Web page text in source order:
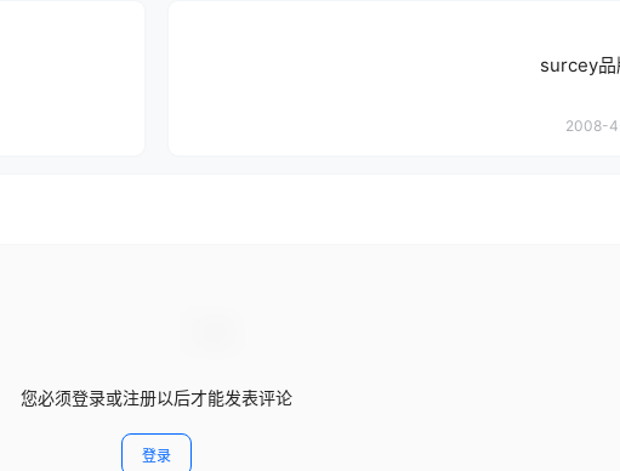
surcey品
2008-
您必须登录或注册以后才能发表评论
登录